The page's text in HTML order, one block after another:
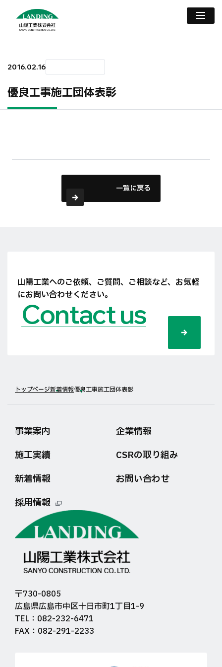
2016.02.16
優良工事施工団体表彰
一覧に戻る
山陽工業へのご依頼、ご質問、ご相談など、 お気軽
にお問い合わせください。
Contact us
トップページ新着情報優良工事施工団体表彰
事業案内
企業情報
施工実績
CSRの取り組み
新着情報
お問い合わせ
採用情報
〒730-0805
広島県広島市中区十日市町1丁目1-9
TEL：082-232-6471
FAX：082-291-2233